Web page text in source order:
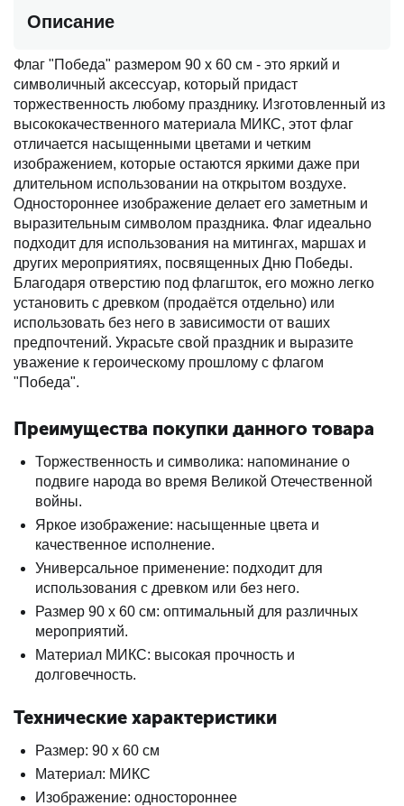
Описание
Флаг "Победа" размером 90 х 60 см - это яркий и
символичный аксессуар, который придаст
торжественность любому празднику. Изготовленный из
высококачественного материала МИКС, этот флаг
отличается насыщенными цветами и четким
изображением, которые остаются яркими даже при
длительном использовании на открытом воздухе.
Одностороннее изображение делает его заметным и
выразительным символом праздника. Флаг идеально
подходит для использования на митингах, маршах и
других мероприятиях, посвященных Дню Победы.
Благодаря отверстию под флагшток, его можно легко
установить с древком (продаётся отдельно) или
использовать без него в зависимости от ваших
предпочтений. Украсьте свой праздник и выразите
уважение к героическому прошлому с флагом
"Победа".
Преимущества покупки данного товара
Торжественность и символика: напоминание о
подвиге народа во время Великой Отечественной
войны.
Яркое изображение: насыщенные цвета и
качественное исполнение.
Универсальное применение: подходит для
использования с древком или без него.
Размер 90 х 60 см: оптимальный для различных
мероприятий.
Материал МИКС: высокая прочность и
долговечность.
Технические характеристики
Размер: 90 х 60 см
Материал: МИКС
Изображение: одностороннее